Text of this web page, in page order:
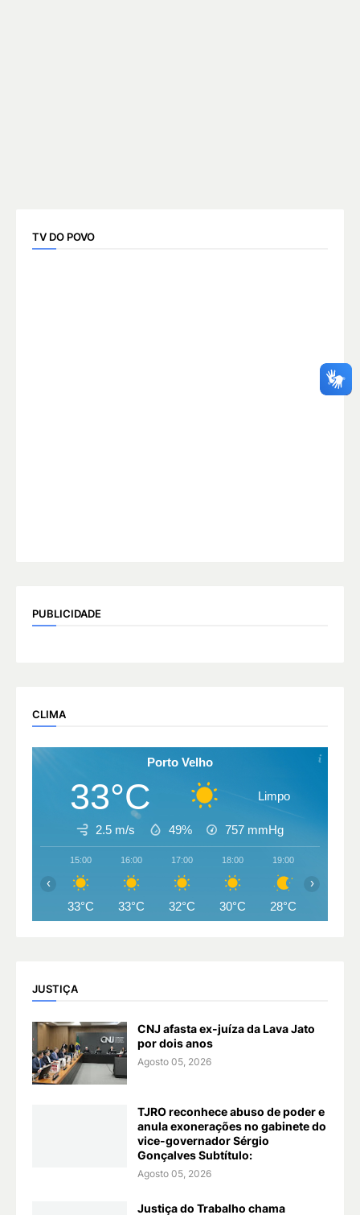
TV DO POVO
PUBLICIDADE
CLIMA
Porto Velho
33°C Limpo
2.5 m/s 49% 757 mmHg
15:00
33°C
16:00
33°C
17:00
32°C
18:00
30°C
19:00
28°C
‹ ›
JUSTIÇA
CNJ afasta ex-juíza da Lava Jato
por dois anos
Agosto 05, 2026
TJRO reconhece abuso de poder e
anula exonerações no gabinete do
vice-governador Sérgio
Gonçalves Subtítulo:
Agosto 05, 2026
Justiça do Trabalho chama